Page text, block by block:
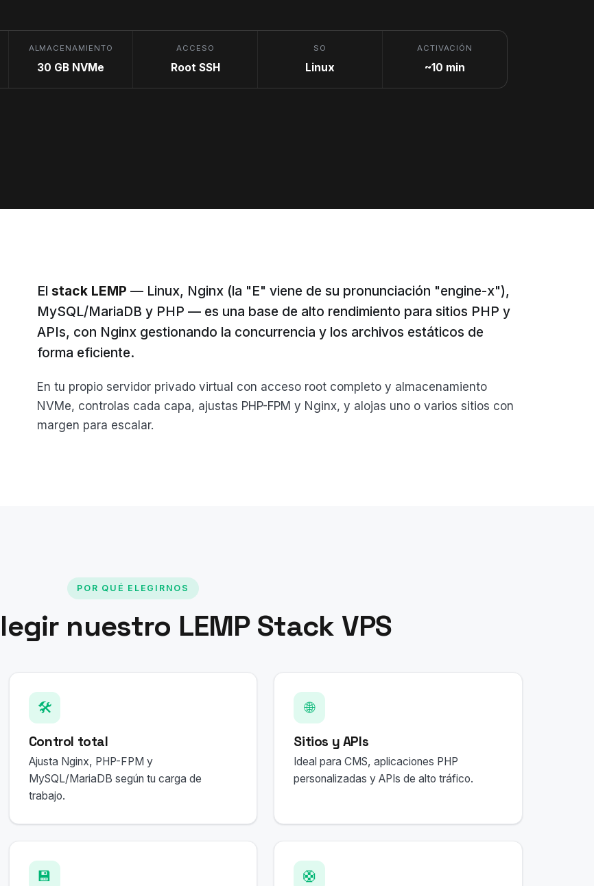
ALMACENAMIENTO
30 GB NVMe
ACCESO
Root SSH
SO
Linux
ACTIVACIÓN
~10 min
El stack LEMP — Linux, Nginx (la "E" viene de su pronunciación "engine-x"),
MySQL/MariaDB y PHP — es una base de alto rendimiento para sitios PHP y
APIs, con Nginx gestionando la concurrencia y los archivos estáticos de
forma eficiente.
En tu propio servidor privado virtual con acceso root completo y almacenamiento
NVMe, controlas cada capa, ajustas PHP-FPM y Nginx, y alojas uno o varios sitios con
margen para escalar.
POR QUÉ ELEGIRNOS
nuestro LEMP Stack VPS
🛠️
Control total
Ajusta Nginx, PHP-FPM y
MySQL/MariaDB según tu carga de
trabajo.
🌐
Sitios y APIs
Ideal para CMS, aplicaciones PHP
personalizadas y APIs de alto tráfico.
💾
🛟